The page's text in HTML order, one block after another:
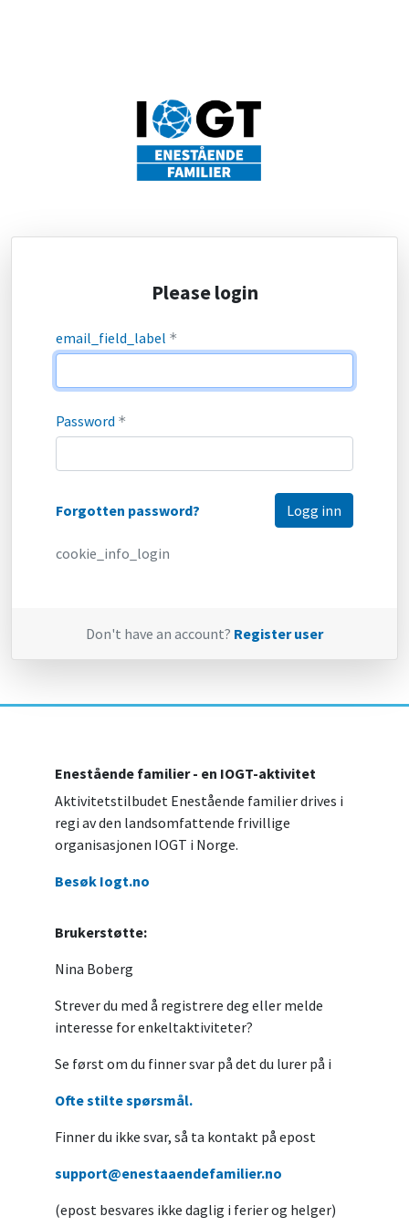
Please login
email_field_label *
Password *
Forgotten password?
cookie_info_login
Don't have an account? Register user
Enestående familier - en IOGT-aktivitet
Aktivitetstilbudet Enestående familier drives i
regi av den landsomfattende frivillige
organisasjonen IOGT i Norge.
Besøk Iogt.no
Brukerstøtte:
Nina Boberg
Strever du med å registrere deg eller melde
interesse for enkeltaktiviteter?
Se først om du finner svar på det du lurer på i
Ofte stilte spørsmål.
Finner du ikke svar, så ta kontakt på epost
support@enestaaendefamilier.no
(epost besvares ikke daglig i ferier og helger)